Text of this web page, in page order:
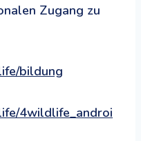
Zugang zu
bildung
4wildlife_androi